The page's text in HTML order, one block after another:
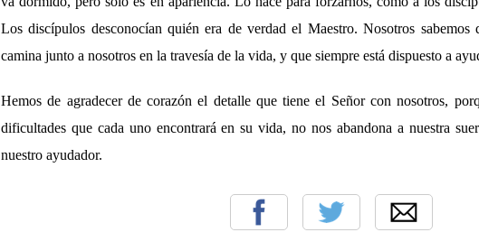
Los discípulos desconocían quién era de verdad el Maestro. Nosotros
camina junto a nosotros en la travesía de la vida, y que siempre está dispuesto a
Hemos de agradecer de corazón el detalle que tiene el Señor con nosotros,
dificultades que cada uno encontrará en su vida, no nos abandona a nuestra
nuestro ayudador.